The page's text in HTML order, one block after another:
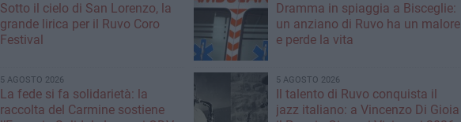
Sotto il cielo di San Lorenzo, la
grande lirica per il Ruvo Coro
Festival
Dramma in spiaggia a Bisceglie:
un anziano di Ruvo ha un malore
e perde la vita
5 AGOSTO 2026
La fede si fa solidarietà: la
raccolta del Carmine sostiene
5 AGOSTO 2026
Il talento di Ruvo conquista il
jazz italiano: a Vincenzo Di Gioia